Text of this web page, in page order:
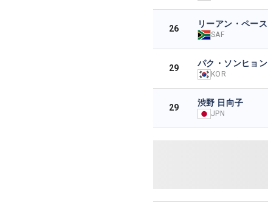
26 リーアン・ペース
SAF
29 パク・ソンヒョン
KOR
29 渋野 日向子
JPN